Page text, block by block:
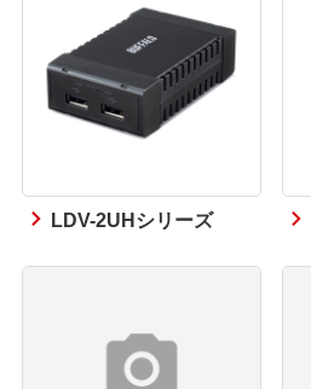
LDV-2UHシリーズ